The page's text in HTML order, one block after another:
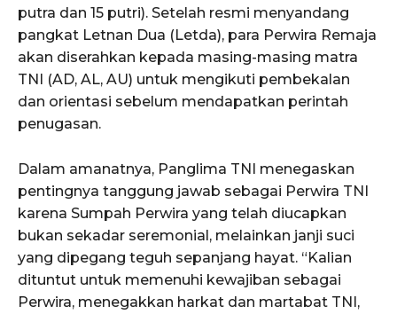
putra dan 15 putri). Setelah resmi menyandang
pangkat Letnan Dua (Letda), para Perwira Remaja
akan diserahkan kepada masing-masing matra
TNI (AD, AL, AU) untuk mengikuti pembekalan
dan orientasi sebelum mendapatkan perintah
penugasan.
Dalam amanatnya, Panglima TNI menegaskan
pentingnya tanggung jawab sebagai Perwira TNI
karena Sumpah Perwira yang telah diucapkan
bukan sekadar seremonial, melainkan janji suci
yang dipegang teguh sepanjang hayat. “Kalian
dituntut untuk memenuhi kewajiban sebagai
Perwira, menegakkan harkat dan martabat TNI,